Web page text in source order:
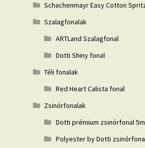
Schachenmayr Easy Cotton
Szalagfonalak
ARTLand Szalagfonal
Dotti Shiny fonal
Téli fonalak
Red Heart Calista fonal
Zsinórfonalak
Dotti prémium zsinórfonal
Polyester by Dotti